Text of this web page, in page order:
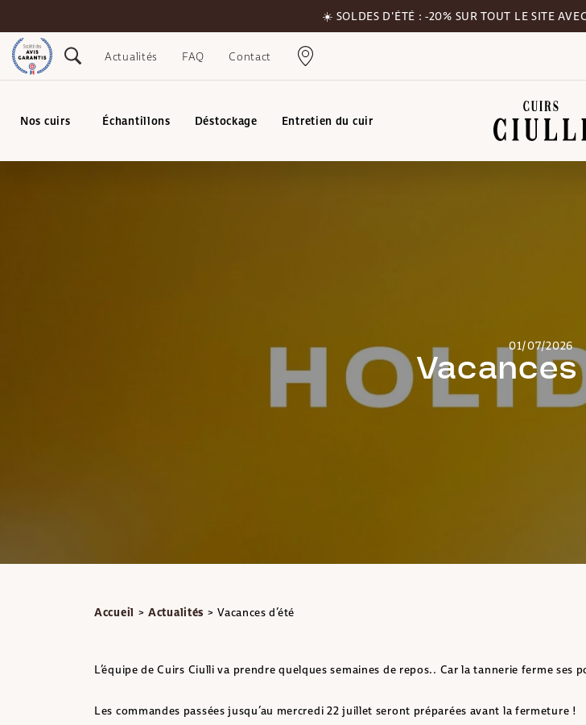
☀️ SOLDES D'ÉTÉ : -20% SUR TOUT LE SITE
Actualités FAQ Contact
Nos cuirs Échantillons Déstockage Entretien du cuir
01/07/2026
Vacances
Accueil >Actualités >Vacances d’été
L’équipe de Cuirs Ciulli va prendre quelques semaines de repos.. Car la tannerie ferme ses
Les commandes passées jusqu’au mercredi 22 juillet seront préparées avant la fermeture !